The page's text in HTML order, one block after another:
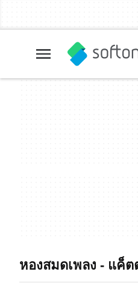
หองสมดเพลง - แค็